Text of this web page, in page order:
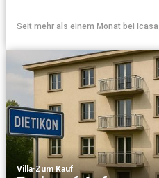
Seit mehr als einem Monat bei Icasa
Villa·Zum Kauf